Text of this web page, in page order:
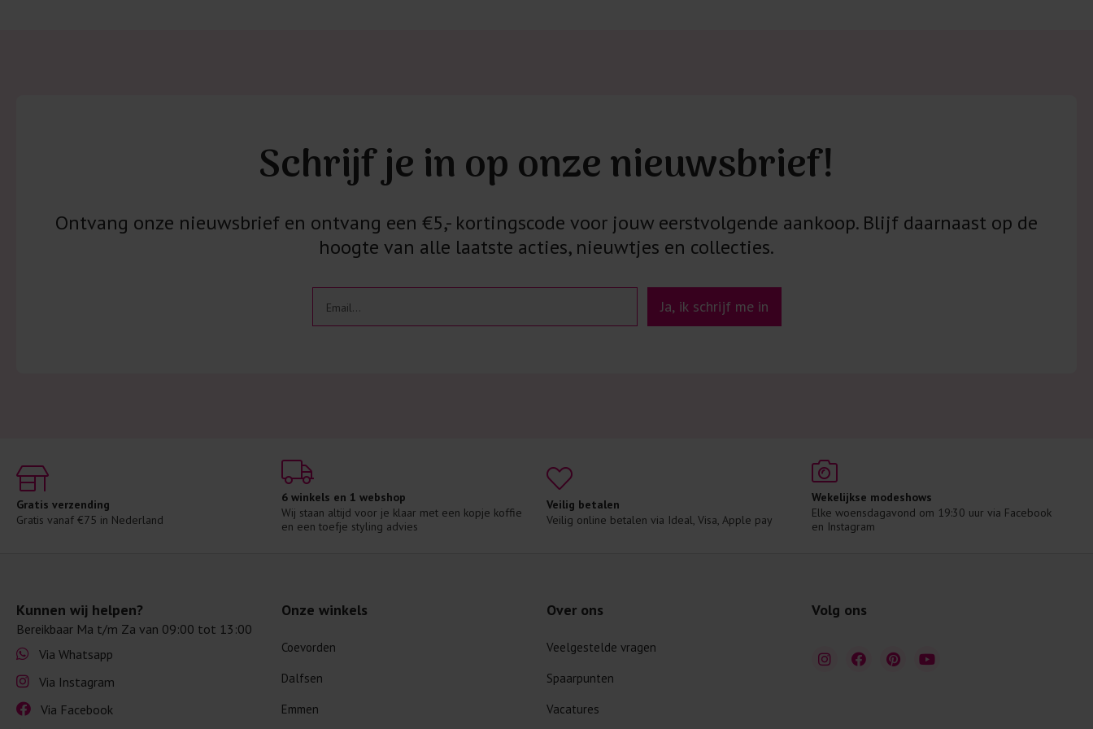
Schrijf je in op onze nieuwsbrief!
Ontvang onze nieuwsbrief en ontvang een €5,- kortingscode voor jouw eerstvolgende aankoop. Blijf daarnaast op de
hoogte van alle laatste acties, nieuwtjes en collecties.
Ja, ik schrijf me in
Gratis verzending
Gratis vanaf €75 in Nederland
6 winkels en 1 webshop
Wij staan altijd voor je klaar met een kopje koffie
en een toefje styling advies
Veilig betalen
Veilig online betalen via Ideal, Visa, Apple pay
Wekelijkse modeshows
Elke woensdagavond om 19:30 uur via Facebook
en Instagram
Kunnen wij helpen?
Bereikbaar Ma t/m Za van 09:00 tot 13:00
Via Whatsapp
Via Instagram
Via Facebook
Onze winkels
Coevorden
Dalfsen
Emmen
Over ons
Veelgestelde vragen
Spaarpunten
Vacatures
Volg ons